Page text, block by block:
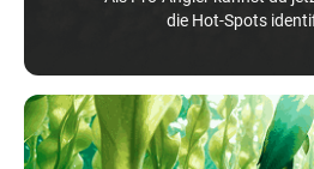
die Hot-Spots